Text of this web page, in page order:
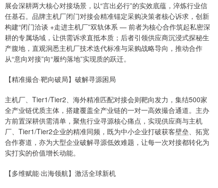
展会深耕两大核心对接场景，以“言出必行”的实效底蕴，淬炼行业信
任基石。品牌主机厂闭门对接会精准锚定采购决策者核心诉求，创新
构建“闭门洽谈 +走进主机厂”双轨体系 — 前者为核心合作筑起私密深
耕的专属场域，让供需诉求直抵本质；后者引领供应商沉浸式探秘生
产腹地，直观洞悉主机厂技术迭代标准与采购战略导向，推动合作
从“意向对接”向“履约落地”实现质的跃迁。
【精准撮合·靶向破局】破解寻源困局
主机厂、Tier1/Tier2、海外精准匹配对接会则靶向发力，集结500家
全产业链优质主体，搭建覆盖全产业链的一对一高效撮合通道。主办
方前置深耕供需清单，聚焦行业寻源核心痛点，实现供应商与主机
厂、Tier1/Tier2企业的精准同频，既为中小企业打破获客壁垒、拓宽
合作赛道，亦为大型企业破解寻源低效难题，让每一次对接都转化为
实打实的价值增长动能。
【多维赋能·出海领航】激活全球新机